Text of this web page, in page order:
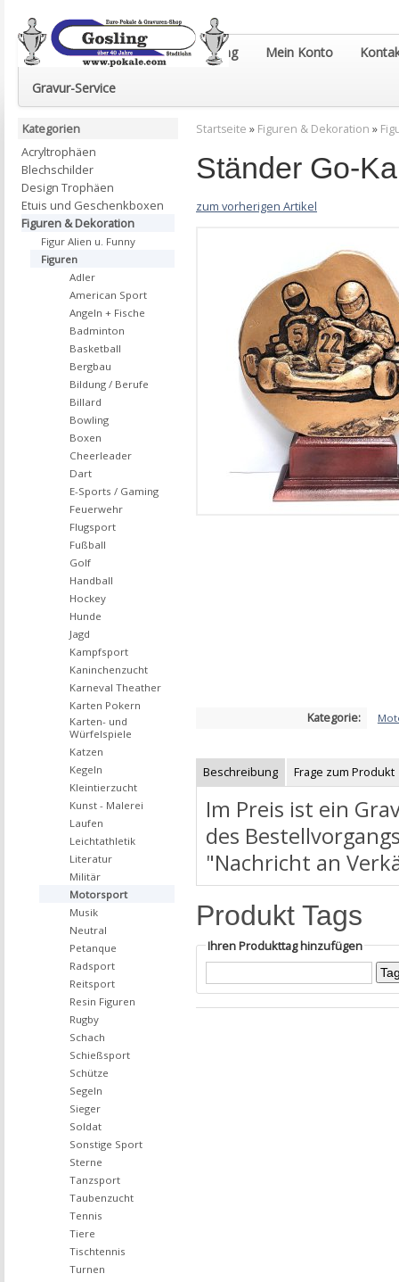
Euro-Pokale & Gravur-Shop Gosling Mein Konto
Gravur-Service
Startseite » Figuren & Dekoration »
Ständer Go-
zum vorherigen Artikel
Kategorie:
Beschreibung Frage zum Produkt
Im Preis ist ein
des
"Nachricht an
Produkt Tags
Ihren Produkttag hinzufügen
Kategorien
Acryltrophäen
Blechschilder
Design Trophäen
Etuis und Geschenkboxen
Figuren & Dekoration
Figur Alien u. Funny
Figuren
Adler
American Sport
Angeln + Fische
Badminton
Basketball
Bergbau
Bildung / Berufe
Billard
Bowling
Boxen
Cheerleader
Dart
E-Sports / Gaming
Feuerwehr
Flugsport
Fußball
Golf
Handball
Hockey
Hunde
Jagd
Kampfsport
Kaninchenzucht
Karneval Theather
Karten Pokern
Karten- und
Würfelspiele
Katzen
Kegeln
Kleintierzucht
Kunst - Malerei
Laufen
Leichtathletik
Literatur
Militär
Motorsport
Musik
Neutral
Petanque
Radsport
Reitsport
Resin Figuren
Rugby
Schach
Schießsport
Schütze
Segeln
Sieger
Soldat
Sonstige Sport
Sterne
Tanzsport
Taubenzucht
Tennis
Tiere
Tischtennis
Turnen